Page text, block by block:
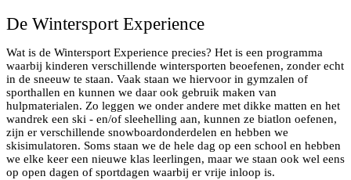
De Wintersport Experience
Wat is de Wintersport Experience precies? Het is een programma
waarbij kinderen verschillende wintersporten beoefenen, zonder echt
in de sneeuw te staan. Vaak staan we hiervoor in gymzalen of
sporthallen en kunnen we daar ook gebruik maken van
hulpmaterialen. Zo leggen we onder andere met dikke matten en het
wandrek een ski - en/of sleehelling aan, kunnen ze biatlon oefenen,
zijn er verschillende snowboardonderdelen en hebben we
skisimulatoren. Soms staan we de hele dag op een school en hebben
we elke keer een nieuwe klas leerlingen, maar we staan ook wel eens
op open dagen of sportdagen waarbij er vrije inloop is.